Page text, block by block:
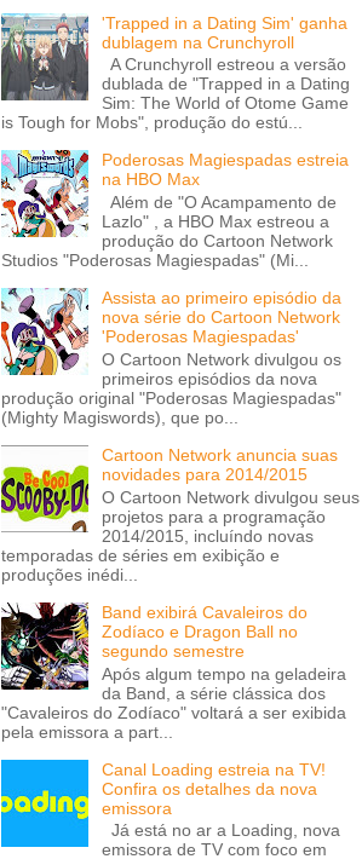
'Trapped in a Dating Sim' ganha
dublagem na Crunchyroll
A Crunchyroll estreou a versão
dublada de "Trapped in a Dating
Sim: The World of Otome Game
is Tough for Mobs", produção do estú...
Poderosas Magiespadas estreia
na HBO Max
Além de "O Acampamento de
Lazlo" , a HBO Max estreou a
produção do Cartoon Network
Studios "Poderosas Magiespadas" (Mi...
Assista ao primeiro episódio da
nova série do Cartoon Network
'Poderosas Magiespadas'
O Cartoon Network divulgou os
primeiros episódios da nova
produção original "Poderosas Magiespadas"
(Mighty Magiswords), que po...
Cartoon Network anuncia suas
novidades para 2014/2015
O Cartoon Network divulgou seus
projetos para a programação
2014/2015, incluíndo novas
temporadas de séries em exibição e
produções inédi...
Band exibirá Cavaleiros do
Zodíaco e Dragon Ball no
segundo semestre
Após algum tempo na geladeira
da Band, a série clássica dos
"Cavaleiros do Zodíaco" voltará a ser exibida
pela emissora a part...
Canal Loading estreia na TV!
Confira os detalhes da nova
emissora
Já está no ar a Loading, nova
emissora de TV com foco em